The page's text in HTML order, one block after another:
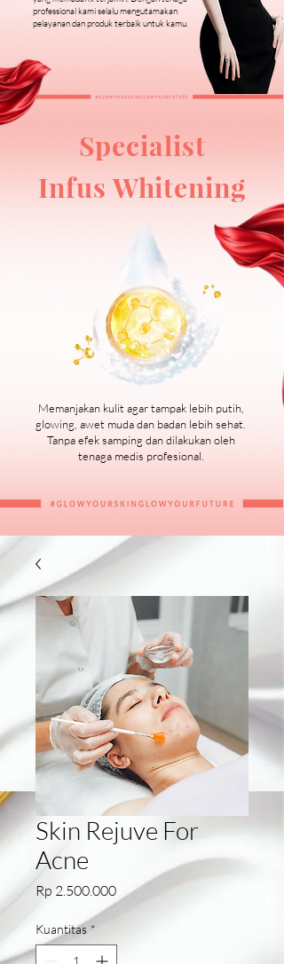
professional kami selalu mengutamakan
pelayanan dan produk terbaik untuk kamu.
Memanjakan kulit agar tampak lebih putih,
glowing, awet muda dan badan lebih sehat.
Tanpa efek samping dan dilakukan oleh
tenaga medis profesional.
Infus Whitening
Specialist
Skin Rejuve For
Acne
Rp 2.500.000Harga
Kuantitas *